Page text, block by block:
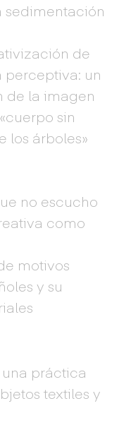
sedimentación
de
perceptiva: un
de la imagen
sin
los árboles»
no escucho
como
motivos
y su
práctica
textiles y